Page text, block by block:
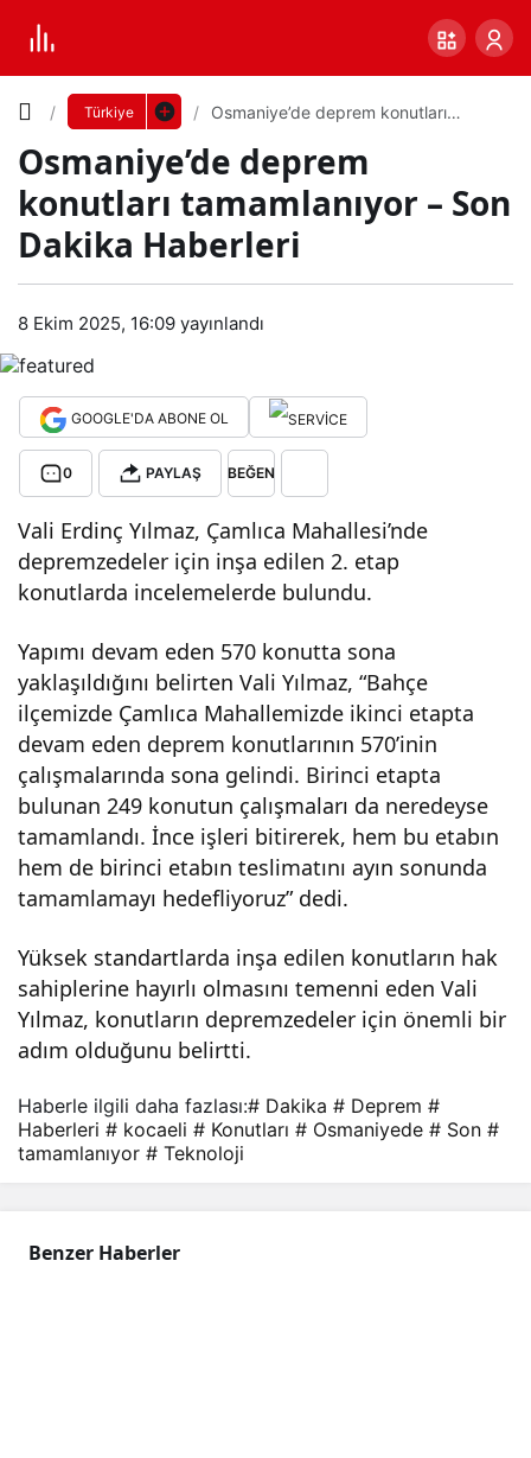
Türkiye
Osmaniye’de deprem konutları
Osmaniye’de deprem
konutları tamamlanıyor – Son
Dakika Haberleri
8 Ekim 2025, 16:09 yayınlandı
GOOGLE'DA ABONE OL
0 PAYLAŞ BEĞEN
Vali Erdinç Yılmaz, Çamlıca Mahallesi’nde
depremzedeler için inşa edilen 2. etap
konutlarda incelemelerde bulundu.
Yapımı devam eden 570 konutta sona
yaklaşıldığını belirten Vali Yılmaz, “Bahçe
ilçemizde Çamlıca Mahallemizde ikinci etapta
devam eden deprem konutlarının 570’inin
çalışmalarında sona gelindi. Birinci etapta
bulunan 249 konutun çalışmaları da neredeyse
tamamlandı. İnce işleri bitirerek, hem bu etabın
hem de birinci etabın teslimatını ayın sonunda
tamamlamayı hedefliyoruz” dedi.
Yüksek standartlarda inşa edilen konutların hak
sahiplerine hayırlı olmasını temenni eden Vali
Yılmaz, konutların depremzedeler için önemli bir
adım olduğunu belirtti.
Os
man
iye’d
e
rem
rı
tam
aml
anıy
or –
Son
Daki
Yazı
Boyutunu
Ayarla
Varsayılana
0 PAYLAŞ
Haberle ilgili daha fazlası:# Dakika # Deprem #
Haberleri # kocaeli # Konutları # Osmaniyede # Son #
tamamlanıyor # Teknoloji
Benzer Haberler